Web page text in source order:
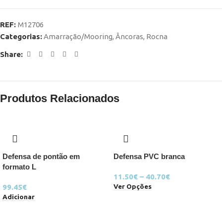
REF: M12706
Categorias:Amarração/Mooring, Âncoras, Rocna
Share:
Produtos Relacionados
Defensa de pontão em
formato L
99.45€
Adicionar
Defensa PVC branca
11.50€ – 40.70€
Ver Opções